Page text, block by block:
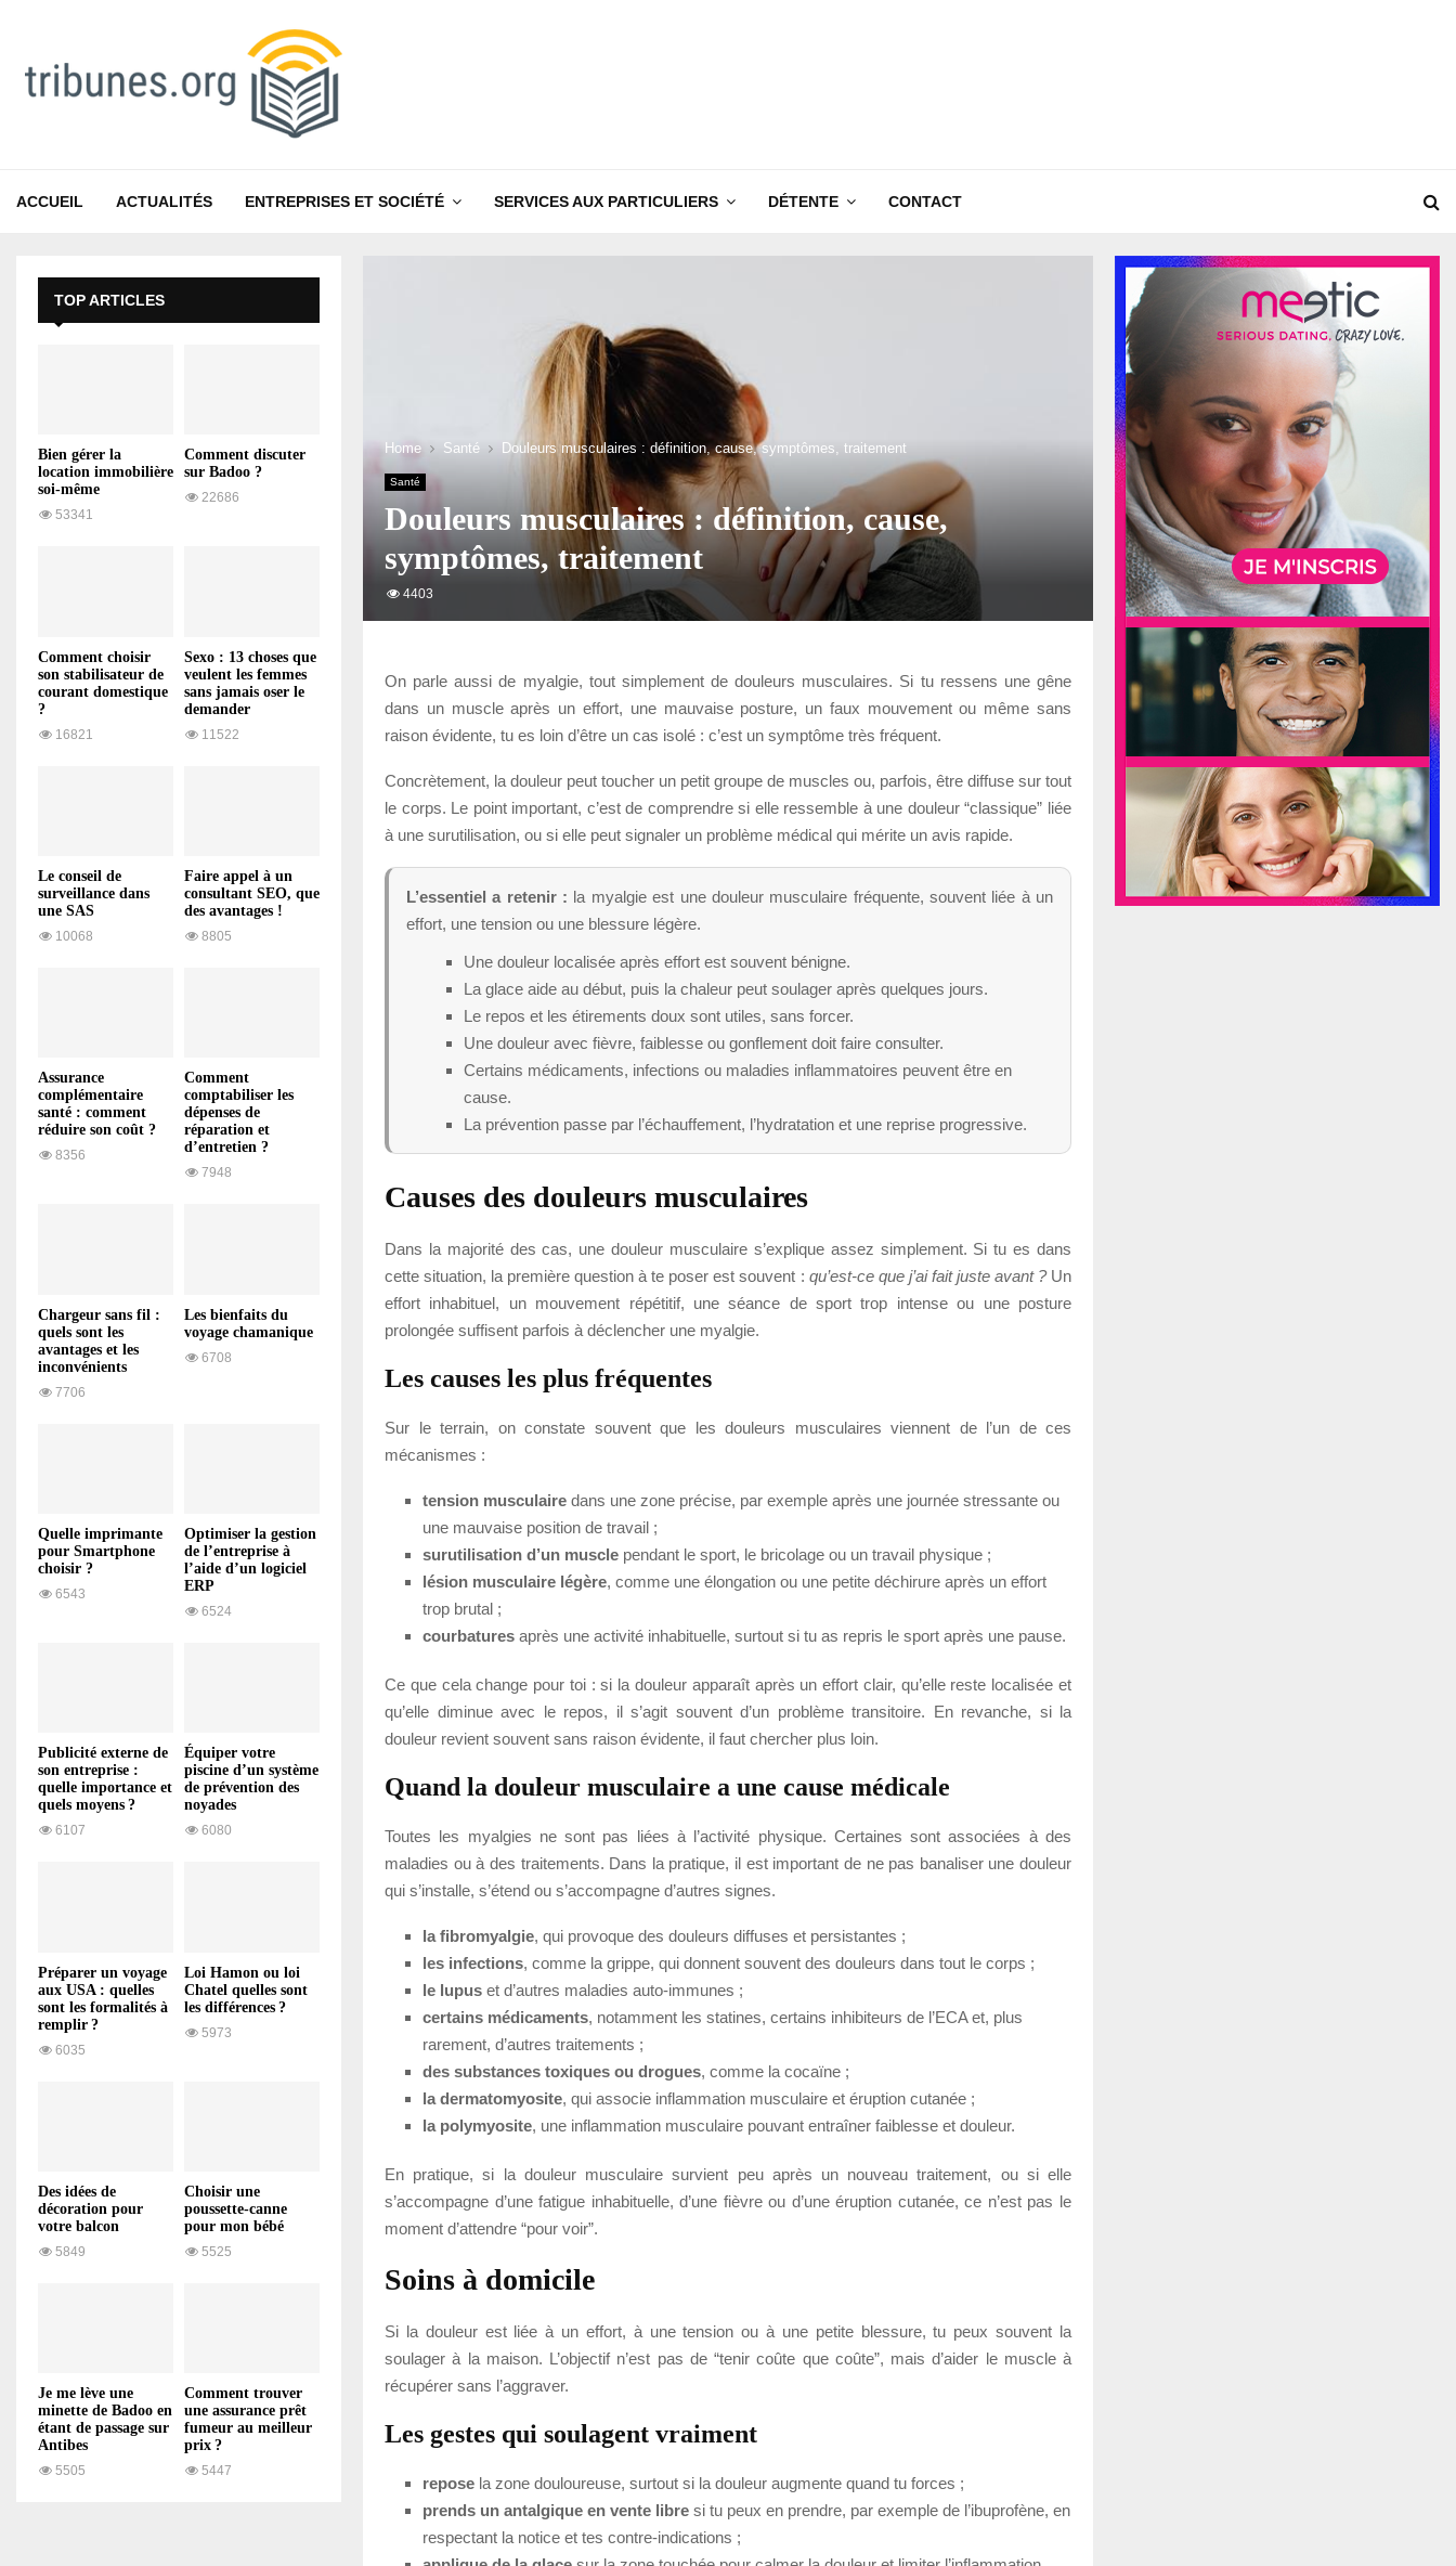
ACCUEIL ACTUALITÉS ENTREPRISES ET SOCIÉTÉ SERVICES AUX PARTICULIERS DÉTENTE CONTACT
Home Santé Douleurs musculaires : définition, cause, symptômes, traitement
Santé
Douleurs musculaires : définition, cause,
symptômes, traitement
4403
On parle aussi de myalgie, tout simplement de douleurs musculaires. Si tu ressens une gêne
dans un muscle après un effort, une mauvaise posture, un faux mouvement ou même sans
raison évidente, tu es loin d’être un cas isolé : c’est un symptôme très fréquent.
Concrètement, la douleur peut toucher un petit groupe de muscles ou, parfois, être diffuse sur tout
le corps. Le point important, c’est de comprendre si elle ressemble à une douleur “classique” liée
à une surutilisation, ou si elle peut signaler un problème médical qui mérite un avis rapide.
L’essentiel a retenir : la myalgie est une douleur musculaire fréquente, souvent liée à un
effort, une tension ou une blessure légère.
Une douleur localisée après effort est souvent bénigne.
La glace aide au début, puis la chaleur peut soulager après quelques jours.
Le repos et les étirements doux sont utiles, sans forcer.
Une douleur avec fièvre, faiblesse ou gonflement doit faire consulter.
Certains médicaments, infections ou maladies inflammatoires peuvent être en
cause.
La prévention passe par l’échauffement, l’hydratation et une reprise progressive.
Causes des douleurs musculaires
Dans la majorité des cas, une douleur musculaire s’explique assez simplement. Si tu es dans
cette situation, la première question à te poser est souvent : qu’est-ce que j’ai fait juste avant ?Un
effort inhabituel, un mouvement répétitif, une séance de sport trop intense ou une posture
prolongée suffisent parfois à déclencher une myalgie.
Les causes les plus fréquentes
Sur le terrain, on constate souvent que les douleurs musculaires viennent de l’un de ces
mécanismes :
tension musculaire dans une zone précise, par exemple après une journée stressante ou
une mauvaise position de travail ;
surutilisation d’un muscle pendant le sport, le bricolage ou un travail physique ;
lésion musculaire légère, comme une élongation ou une petite déchirure après un effort
trop brutal ;
courbatures après une activité inhabituelle, surtout si tu as repris le sport après une pause.
Ce que cela change pour toi : si la douleur apparaît après un effort clair, qu’elle reste localisée et
qu’elle diminue avec le repos, il s’agit souvent d’un problème transitoire. En revanche, si la
douleur revient souvent sans raison évidente, il faut chercher plus loin.
Quand la douleur musculaire a une cause médicale
Toutes les myalgies ne sont pas liées à l’activité physique. Certaines sont associées à des
maladies ou à des traitements. Dans la pratique, il est important de ne pas banaliser une douleur
qui s’installe, s’étend ou s’accompagne d’autres signes.
la fibromyalgie, qui provoque des douleurs diffuses et persistantes ;
les infections, comme la grippe, qui donnent souvent des douleurs dans tout le corps ;
le lupus et d’autres maladies auto-immunes ;
certains médicaments, notamment les statines, certains inhibiteurs de l’ECA et, plus
rarement, d’autres traitements ;
des substances toxiques ou drogues, comme la cocaïne ;
la dermatomyosite, qui associe inflammation musculaire et éruption cutanée ;
la polymyosite, une inflammation musculaire pouvant entraîner faiblesse et douleur.
En pratique, si la douleur musculaire survient peu après un nouveau traitement, ou si elle
s’accompagne d’une fatigue inhabituelle, d’une fièvre ou d’une éruption cutanée, ce n’est pas le
moment d’attendre “pour voir”.
Soins à domicile
Si la douleur est liée à un effort, à une tension ou à une petite blessure, tu peux souvent la
soulager à la maison. L’objectif n’est pas de “tenir coûte que coûte”, mais d’aider le muscle à
récupérer sans l’aggraver.
Les gestes qui soulagent vraiment
repose la zone douloureuse, surtout si la douleur augmente quand tu forces ;
prends un antalgique en vente libre si tu peux en prendre, par exemple de l’ibuprofène, en
respectant la notice et tes contre-indications ;
TOP ARTICLES
Bien gérer la
location immobilière
soi-même
53341
Comment discuter
sur Badoo ?
22686
Comment choisir
son stabilisateur de
courant domestique
?
16821
Sexo : 13 choses que
veulent les femmes
sans jamais oser le
demander
11522
Le conseil de
surveillance dans
une SAS
10068
Faire appel à un
consultant SEO, que
des avantages !
8805
Assurance
complémentaire
santé : comment
réduire son coût ?
8356
Comment
comptabiliser les
dépenses de
réparation et
d’entretien ?
7948
Chargeur sans fil :
quels sont les
avantages et les
inconvénients
7706
Les bienfaits du
voyage chamanique
6708
Quelle imprimante
pour Smartphone
choisir ?
6543
Optimiser la gestion
de l’entreprise à
l’aide d’un logiciel
ERP
6524
Publicité externe de
son entreprise :
quelle importance et
quels moyens ?
6107
Équiper votre
piscine d’un système
de prévention des
noyades
6080
Préparer un voyage
aux USA : quelles
sont les formalités à
remplir ?
6035
Loi Hamon ou loi
Chatel quelles sont
les différences ?
5973
Des idées de
décoration pour
votre balcon
5849
Choisir une
poussette-canne
pour mon bébé
5525
Je me lève une
minette de Badoo en
étant de passage sur
Antibes
5505
Comment trouver
une assurance prêt
fumeur au meilleur
prix ?
5447